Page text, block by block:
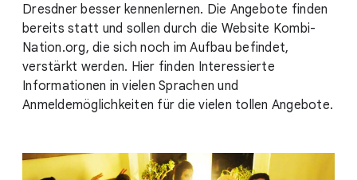
Dresdner besser kennenlernen. Die Angebote finden
bereits statt und sollen durch die Website Kombi-
Nation.org, die sich noch im Aufbau befindet,
verstärkt werden. Hier finden Interessierte
Informationen in vielen Sprachen und
Anmeldemöglichkeiten für die vielen tollen Angebote.